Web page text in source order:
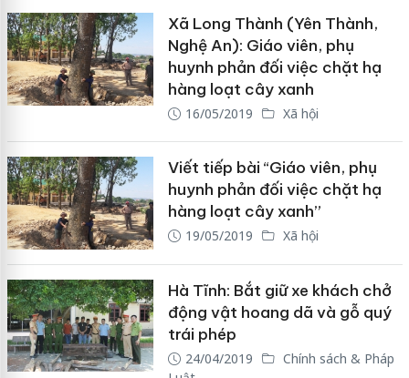
Xã Long Thành (Yên Thành,
Nghệ An): Giáo viên, phụ
huynh phản đối việc chặt hạ
hàng loạt cây xanh
16/05/2019 Xã hội
Viết tiếp bài “Giáo viên, phụ
huynh phản đối việc chặt hạ
hàng loạt cây xanh”
19/05/2019 Xã hội
Hà Tĩnh: Bắt giữ xe khách chở
động vật hoang dã và gỗ quý
trái phép
24/04/2019
Chính sách & Pháp